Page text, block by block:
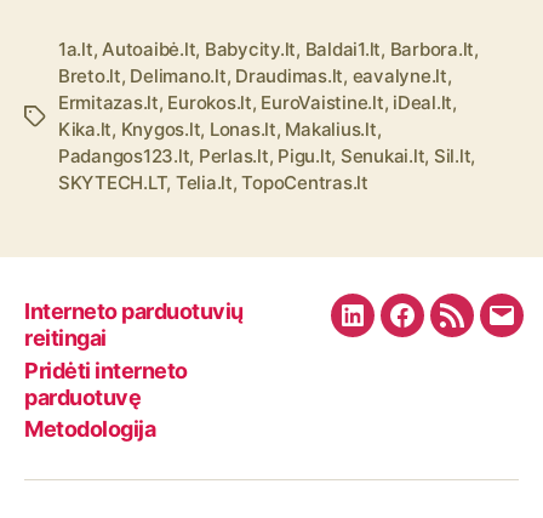
Ž
1a.lt, Autoaibė.lt, Babycity.lt, Baldai1.lt, Barbora.lt,
Breto.lt, Delimano.lt, Draudimas.lt, eavalyne.lt,
Ermitazas.lt, Eurokos.lt, EuroVaistine.lt, iDeal.lt,
Kika.lt, Knygos.lt, Lonas.lt, Makalius.lt,
Padangos123.lt, Perlas.lt, Pigu.lt, Senukai.lt, Sil.lt,
SKYTECH.LT, Telia.lt,TopoCentras.lt
Interneto parduotuvių
reitingai
Pridėti interneto
parduotuvę
Metodologija
L
F
R
E